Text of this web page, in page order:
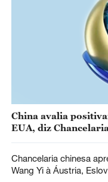
China avalia
EUA, diz Chancelaria
Chancelaria chinesa
Wang Yi à Áustria,